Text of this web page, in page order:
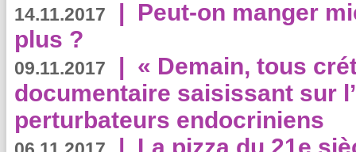
14.11.2017 | Peut-on manger
plus ?
09.11.2017 | « Demain, tous
documentaire saisissant sur
perturbateurs endocriniens